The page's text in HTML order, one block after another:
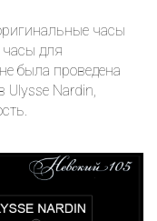
часы
часы для
была проведена
Ulysse Nardin,